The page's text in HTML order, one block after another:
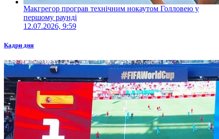
Макгрегор програв технічним нокаутом Голловею у
першому раунді
12.07.2026, 9:59
Кадри дня